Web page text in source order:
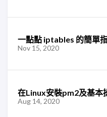
一點點 iptables 的簡單
Nov 15, 2020
在Linux安裝pm2及基本
Aug 14, 2020